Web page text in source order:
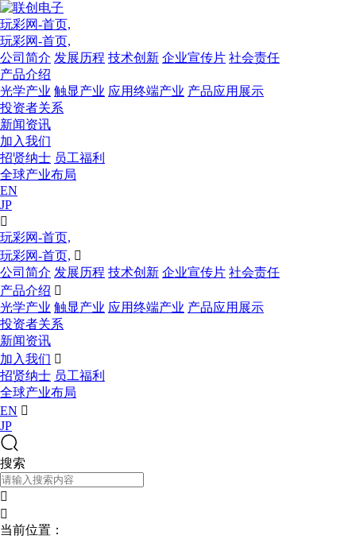
玩彩网-首页,
玩彩网-首页,
公司简介 发展历程 技术创新 企业宣传片 社会责任
产品介绍
光学产业 触显产业 应用终端产业 产品应用展示
投资者关系
新闻资讯
加入我们
招贤纳士 员工福利
全球产业布局
EN
JP

玩彩网-首页,
玩彩网-首页, 
公司简介 发展历程 技术创新 企业宣传片 社会责任
产品介绍 
光学产业 触显产业 应用终端产业 产品应用展示
投资者关系
新闻资讯
加入我们 
招贤纳士 员工福利
全球产业布局
EN 
JP
搜索


当前位置：